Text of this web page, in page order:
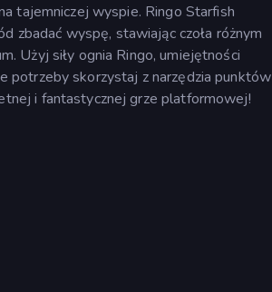
tajemniczej wyspie. Ringo Starfish
zbadać wyspę, stawiając czoła różnym
Użyj siły ognia Ringo, umiejętności
potrzeby skorzystaj z narzędzia punktów
i fantastycznej grze platformowej!